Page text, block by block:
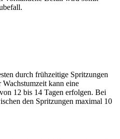
durch frühzeitige Spritzungen
kann eine
12 bis 14 Tagen erfolgen. Bei
den Spritzungen maximal 10